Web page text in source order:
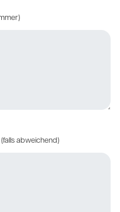
(falls abweichend)